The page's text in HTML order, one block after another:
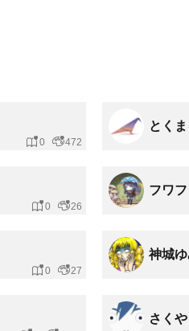
0 472
とく
0 26
フワ
0 27
神城
さくや